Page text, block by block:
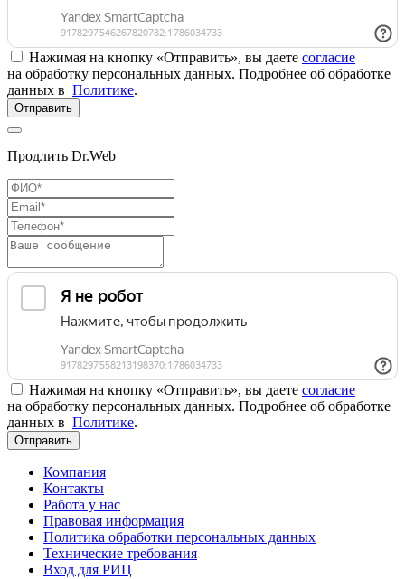
Нажимая на кнопку «Отправить», вы даете согласие
на обработку персональных данных. Подробнее об обработке
данных в Политике.
Отправить
Продлить Dr.Web
Нажимая на кнопку «Отправить», вы даете согласие
на обработку персональных данных. Подробнее об обработке
данных в Политике.
Отправить
Компания
Контакты
Работа у нас
Правовая информация
Политика обработки персональных данных
Технические требования
Вход для РИЦ